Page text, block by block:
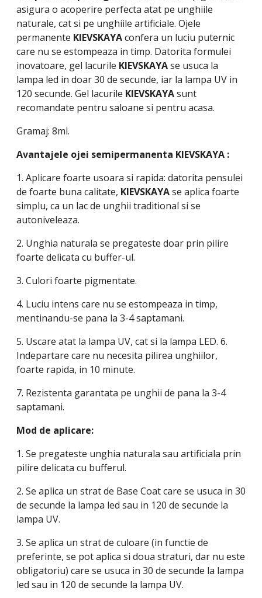
asigura o acoperire perfecta atat pe unghiile
naturale, cat si pe unghiile artificiale. Ojele
permanente KIEVSKAYAconfera un luciu puternic
care nu se estompeaza in timp. Datorita formulei
inovatoare, gel lacurile KIEVSKAYAse usuca la
lampa led in doar 30 de secunde, iar la lampa UV in
120 secunde. Gel lacurile KIEVSKAYAsunt
recomandate pentru saloane si pentru acasa.
Gramaj: 8ml.
Avantajele ojei semipermanenta KIEVSKAYA :
1. Aplicare foarte usoara si rapida: datorita pensulei
de foarte buna calitate, KIEVSKAYAse aplica foarte
simplu, ca un lac de unghii traditional si se
autoniveleaza.
2. Unghia naturala se pregateste doar prin pilire
foarte delicata cu buffer-ul.
3. Culori foarte pigmentate.
4. Luciu intens care nu se estompeaza in timp,
mentinandu-se pana la 3-4 saptamani.
5. Uscare atat la lampa UV, cat si la lampa LED. 6.
Indepartare care nu necesita pilirea unghiilor,
foarte rapida, in 10 minute.
7. Rezistenta garantata pe unghii de pana la 3-4
saptamani.
Mod de aplicare:
1. Se pregateste unghia naturala sau artificiala prin
pilire delicata cu bufferul.
2. Se aplica un strat de Base Coat care se usuca in 30
de secunde la lampa led sau in 120 de secunde la
lampa UV.
3. Se aplica un strat de culoare (in functie de
preferinte, se pot aplica si doua straturi, dar nu este
obligatoriu) care se usuca in 30 de secunde la lampa
led sau in 120 de secunde la lampa UV.